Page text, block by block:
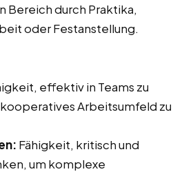
Bereich durch Praktika,
oder Festanstellung.
effektiv in Teams zu
Arbeitsumfeld zu
Fähigkeit, kritisch und
um komplexe